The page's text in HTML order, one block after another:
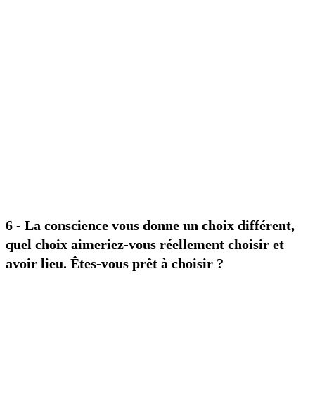
6 - La conscience vous donne un choix différent,
quel choix aimeriez-vous réellement choisir et
avoir lieu. Êtes-vous prêt à choisir ?